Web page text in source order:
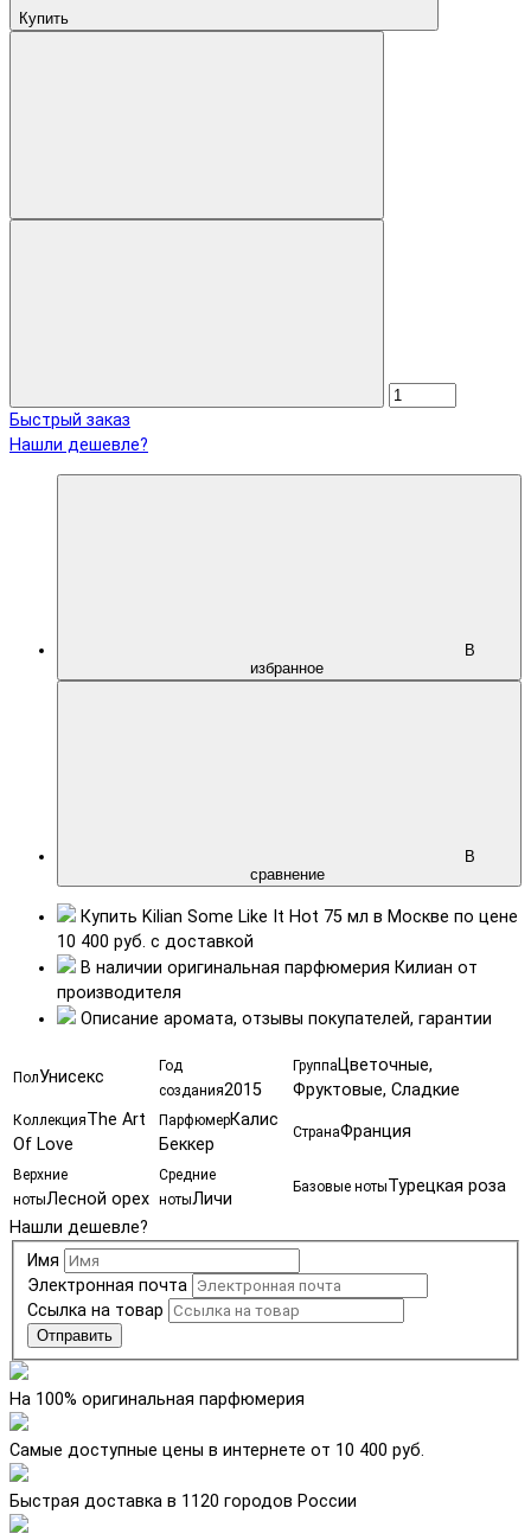
Купить
Быстрый заказ
Нашли дешевле?
В
избранное
В
сравнение
Купить Kilian Some Like It Hot 75 мл в Москве по цене
10 400 руб. с доставкой
В наличии оригинальная парфюмерия Килиан от
производителя
Описание аромата, отзывы покупателей, гарантии
ПолУнисекс
Год
создания2015
Группа Цветочные,
Фруктовые, Сладкие
КоллекцияThe Art
Of Love
ПарфюмерКалис
Беккер
СтранаФранция
Верхние
нотыЛесной орех
Средние
нотыЛичи
Базовые нотыТурецкая роза
Нашли дешевле?
Имя
Электронная почта
Ссылка на товар
Отправить
На 100% оригинальная парфюмерия
Самые доступные цены в интернете от 10 400 руб.
Быстрая доставка в 1120 городов России